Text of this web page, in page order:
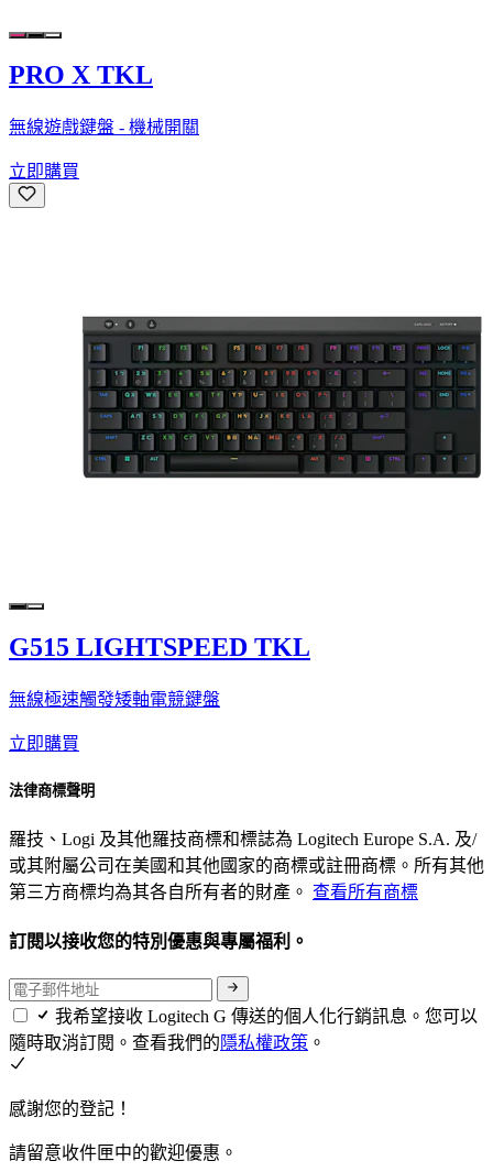
PRO X TKL
無線遊戲鍵盤 - 機械開關
立即購買
G515 LIGHTSPEED TKL
無線極速觸發矮軸電競鍵盤
立即購買
法律商標聲明
羅技、Logi 及其他羅技商標和標誌為 Logitech Europe S.A. 及/
或其附屬公司在美國和其他國家的商標或註冊商標。所有其他
第三方商標均為其各自所有者的財產。 查看所有商標
訂閱以接收您的特別優惠與專屬福利。
我希望接收 Logitech G 傳送的個人化行銷訊息。您可以
隨時取消訂閱。查看我們的隱私權政策 。
感謝您的登記！
請留意收件匣中的歡迎優惠。